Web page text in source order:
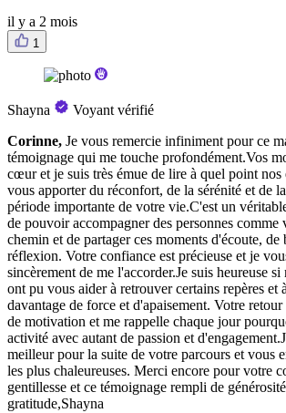
il y a 2 mois
1
Shayna
Voyant vérifié
Corinne, Je vous remercie infiniment pour ce
témoignage qui me touche profondément.Vos
cœur et je suis très émue de lire à quel point nos
vous apporter du réconfort, de la sérénité et de
période importante de votre vie.C'est un
de pouvoir accompagner des personnes comme
chemin et de partager ces moments d'écoute,
réflexion. Votre confiance est précieuse et je
sincèrement de me l'accorder.Je suis heureuse
ont pu vous aider à retrouver certains repères et
davantage de force et d'apaisement. Votre
de motivation et me rappelle chaque jour
activité avec autant de passion et
meilleur pour la suite de votre parcours et vous
les plus chaleureuses. Merci encore pour votre
gentillesse et ce témoignage rempli de
gratitude,Shayna